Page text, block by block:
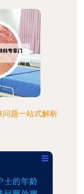
问题一站式解析